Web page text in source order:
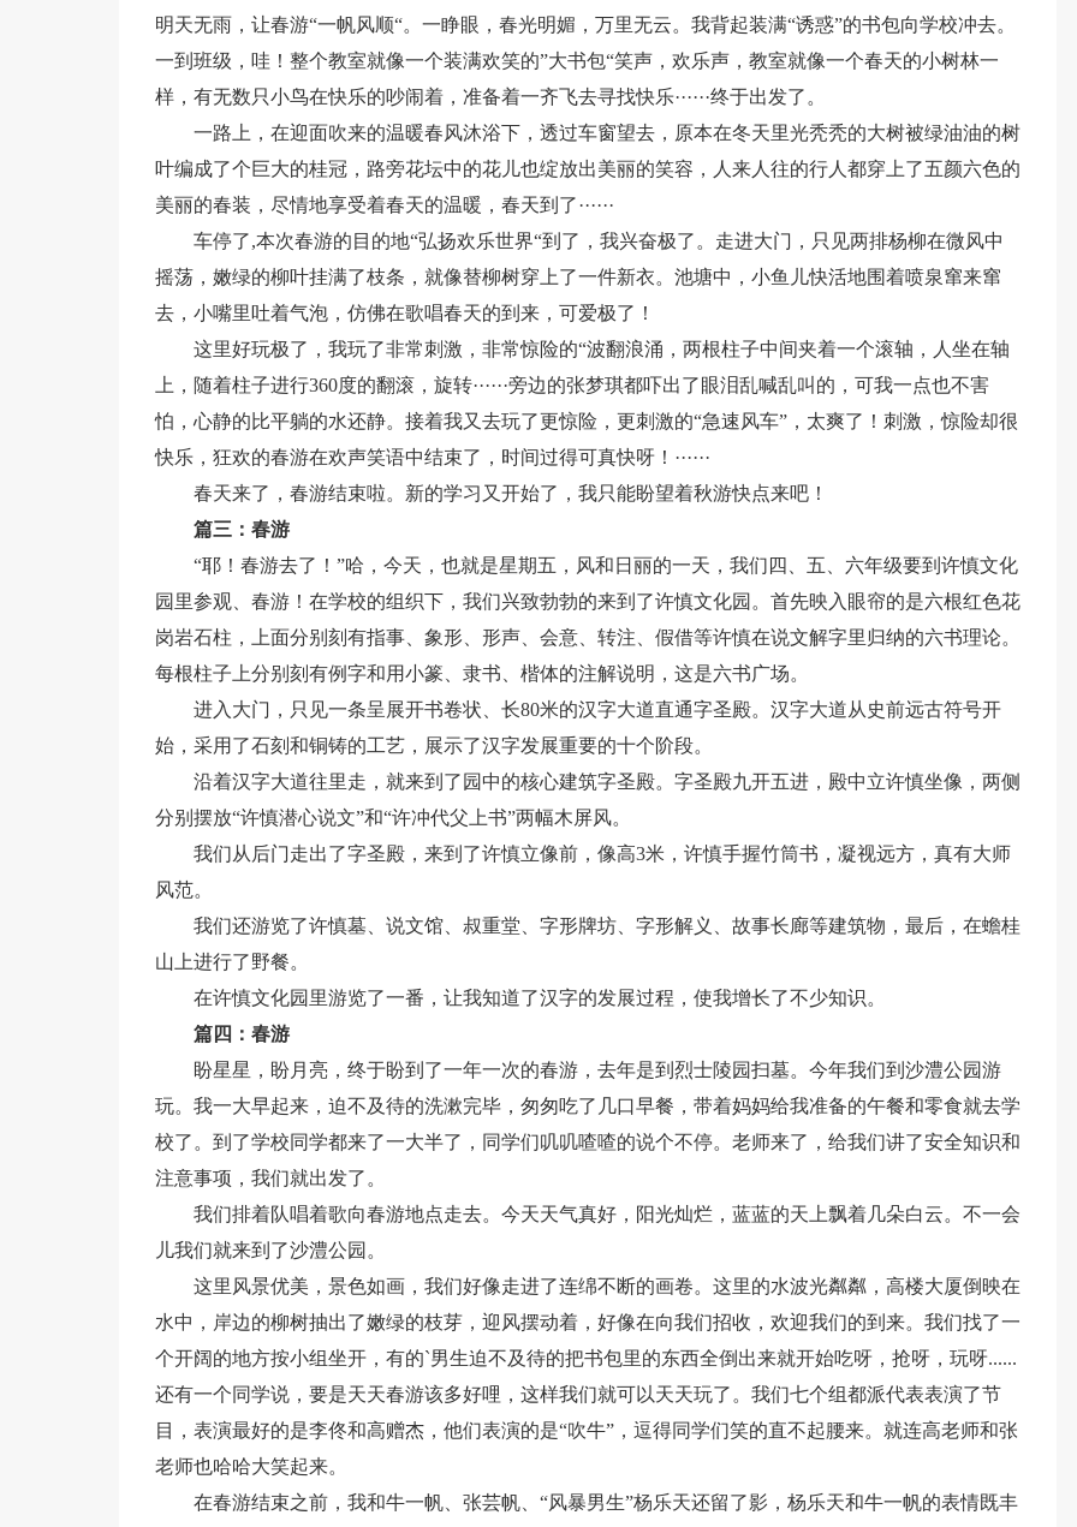
明天无雨，让春游“一帆风顺“。一睁眼，春光明媚，万里无云。我背起装满“诱惑”的书包向学校冲去。
一到班级，哇！整个教室就像一个装满欢笑的”大书包“笑声，欢乐声，教室就像一个春天的小树林一
样，有无数只小鸟在快乐的吵闹着，准备着一齐飞去寻找快乐······终于出发了。
一路上，在迎面吹来的温暖春风沐浴下，透过车窗望去，原本在冬天里光秃秃的大树被绿油油的树
叶编成了个巨大的桂冠，路旁花坛中的花儿也绽放出美丽的笑容，人来人往的行人都穿上了五颜六色的
美丽的春装，尽情地享受着春天的温暖，春天到了······
车停了,本次春游的目的地“弘扬欢乐世界“到了，我兴奋极了。走进大门，只见两排杨柳在微风中
摇荡，嫩绿的柳叶挂满了枝条，就像替柳树穿上了一件新衣。池塘中，小鱼儿快活地围着喷泉窜来窜
去，小嘴里吐着气泡，仿佛在歌唱春天的到来，可爱极了！
这里好玩极了，我玩了非常刺激，非常惊险的“波翻浪涌，两根柱子中间夹着一个滚轴，人坐在轴
上，随着柱子进行360度的翻滚，旋转······旁边的张梦琪都吓出了眼泪乱喊乱叫的，可我一点也不害
怕，心静的比平躺的水还静。接着我又去玩了更惊险，更刺激的“急速风车”，太爽了！刺激，惊险却很
快乐，狂欢的春游在欢声笑语中结束了，时间过得可真快呀！······
春天来了，春游结束啦。新的学习又开始了，我只能盼望着秋游快点来吧！
篇三：春游
“耶！春游去了！”哈，今天，也就是星期五，风和日丽的一天，我们四、五、六年级要到许慎文化
园里参观、春游！在学校的组织下，我们兴致勃勃的来到了许慎文化园。首先映入眼帘的是六根红色花
岗岩石柱，上面分别刻有指事、象形、形声、会意、转注、假借等许慎在说文解字里归纳的六书理论。
每根柱子上分别刻有例字和用小篆、隶书、楷体的注解说明，这是六书广场。
进入大门，只见一条呈展开书卷状、长80米的汉字大道直通字圣殿。汉字大道从史前远古符号开
始，采用了石刻和铜铸的工艺，展示了汉字发展重要的十个阶段。
沿着汉字大道往里走，就来到了园中的核心建筑字圣殿。字圣殿九开五进，殿中立许慎坐像，两侧
分别摆放“许慎潜心说文”和“许冲代父上书”两幅木屏风。
我们从后门走出了字圣殿，来到了许慎立像前，像高3米，许慎手握竹筒书，凝视远方，真有大师
风范。
我们还游览了许慎墓、说文馆、叔重堂、字形牌坊、字形解义、故事长廊等建筑物，最后，在蟾桂
山上进行了野餐。
在许慎文化园里游览了一番，让我知道了汉字的发展过程，使我增长了不少知识。
篇四：春游
盼星星，盼月亮，终于盼到了一年一次的春游，去年是到烈士陵园扫墓。今年我们到沙澧公园游
玩。我一大早起来，迫不及待的洗漱完毕，匆匆吃了几口早餐，带着妈妈给我准备的午餐和零食就去学
校了。到了学校同学都来了一大半了，同学们叽叽喳喳的说个不停。老师来了，给我们讲了安全知识和
注意事项，我们就出发了。
我们排着队唱着歌向春游地点走去。今天天气真好，阳光灿烂，蓝蓝的天上飘着几朵白云。不一会
儿我们就来到了沙澧公园。
这里风景优美，景色如画，我们好像走进了连绵不断的画卷。这里的水波光粼粼，高楼大厦倒映在
水中，岸边的柳树抽出了嫩绿的枝芽，迎风摆动着，好像在向我们招收，欢迎我们的到来。我们找了一
个开阔的地方按小组坐开，有的`男生迫不及待的把书包里的东西全倒出来就开始吃呀，抢呀，玩呀......
还有一个同学说，要是天天春游该多好哩，这样我们就可以天天玩了。我们七个组都派代表表演了节
目，表演最好的是李佟和高赠杰，他们表演的是“吹牛”，逗得同学们笑的直不起腰来。就连高老师和张
老师也哈哈大笑起来。
在春游结束之前，我和牛一帆、张芸帆、“风暴男生”杨乐天还留了影，杨乐天和牛一帆的表情既丰